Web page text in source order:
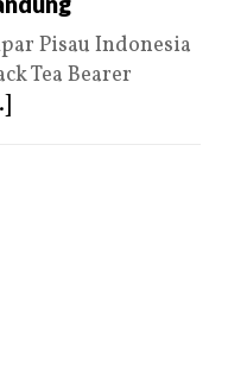
Pisau Indonesia
Tea Bearer